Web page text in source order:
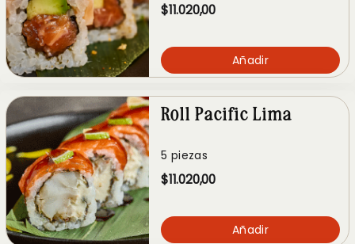
$11.020,00
Añadir
Roll Pacific Lima
5 piezas
$11.020,00
Añadir